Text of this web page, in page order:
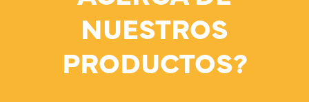
NUESTROS
PRODUCTOS?